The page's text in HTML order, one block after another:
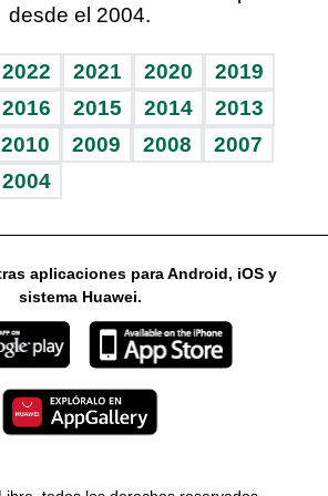
desde el 2004.
2022 2021 2020
2019
2016 2015 2014
2013
2010 2009 2008
2007
2004
aplicaciones para Android, iOS y
sistema Huawei.